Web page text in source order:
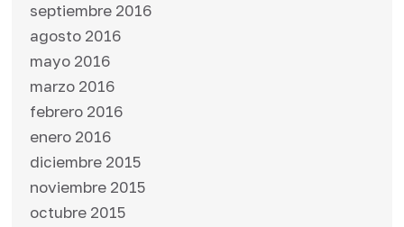
septiembre 2016
agosto 2016
mayo 2016
marzo 2016
febrero 2016
enero 2016
diciembre 2015
noviembre 2015
octubre 2015